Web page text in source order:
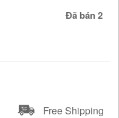
Đã bán 2
Free Shipping